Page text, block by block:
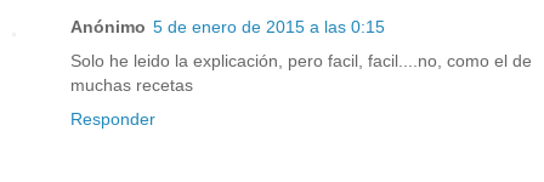
Anónimo 5 de enero de 2015 a las 0:15
Solo he leido la explicación, pero facil, facil....no, como el de
muchas recetas
Responder